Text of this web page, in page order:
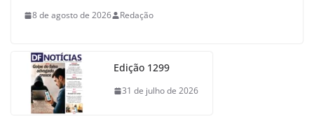
8 de agosto de 2026 Redação
Edição 1299
31 de julho de 2026